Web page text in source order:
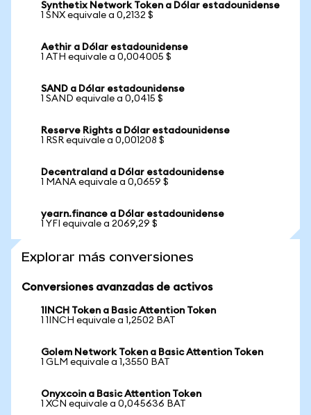
Synthetix Network Token a Dólar estadounidense
1 SNX equivale a 0,2132 $
Aethir a Dólar estadounidense
1 ATH equivale a 0,004005 $
SAND a Dólar estadounidense
1 SAND equivale a 0,0415 $
Reserve Rights a Dólar estadounidense
1 RSR equivale a 0,001208 $
Decentraland a Dólar estadounidense
1 MANA equivale a 0,0659 $
yearn.finance a Dólar estadounidense
1 YFI equivale a 2069,29 $
Explorar más conversiones
Conversiones avanzadas de activos
1INCH Token a Basic Attention Token
1 1INCH equivale a 1,2502 BAT
Golem Network Token a Basic Attention Token
1 GLM equivale a 1,3550 BAT
Onyxcoin a Basic Attention Token
1 XCN equivale a 0,045636 BAT